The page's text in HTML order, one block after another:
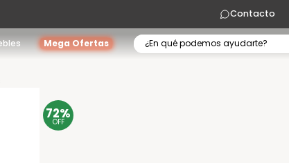
Contacto
Mega Ofertas ¿En qué podemos ayudarte?
72%
OFF